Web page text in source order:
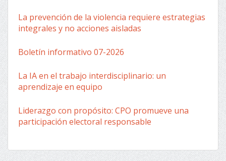
La prevención de la violencia requiere estrategias
integrales y no acciones aisladas
Boletín informativo 07-2026
La IA en el trabajo interdisciplinario: un
aprendizaje en equipo
Liderazgo con propósito: CPO promueve una
participación electoral responsable